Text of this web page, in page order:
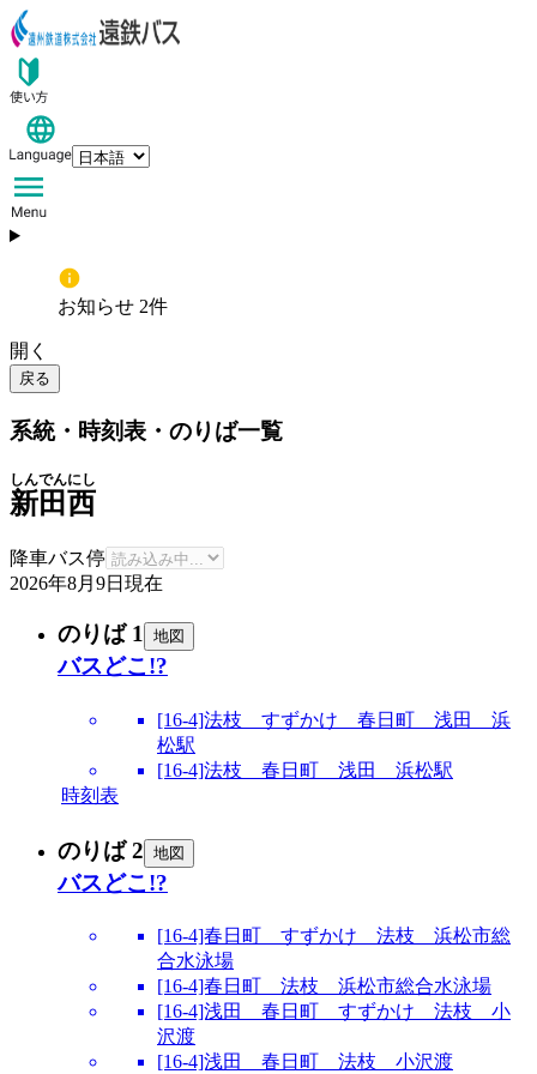
お知らせ 2件
開く
戻る
系統・時刻表・のりば一覧
新田西
しんでんにし
降車バス停
2026年8月9日 現在
のりば 1 地図
バスどこ!?
[16-4]法枝 すずかけ 春日町 浅田 浜
松駅
[16-4]法枝 春日町 浅田 浜松駅
時刻表
のりば 2 地図
バスどこ!?
[16-4]春日町 すずかけ 法枝 浜松市総
合水泳場
[16-4]春日町 法枝 浜松市総合水泳場
[16-4]浅田 春日町 すずかけ 法枝 小
沢渡
[16-4]浅田 春日町 法枝 小沢渡